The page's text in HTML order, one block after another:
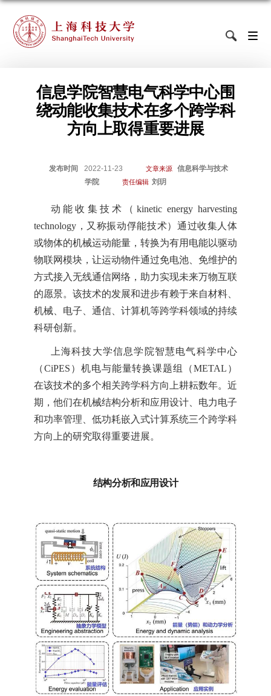
信息学院智慧电气科学中心围
绕动能收集技术在多个跨学科
方向上取得重要进展
发布时间 2022-11-23 文章来源
信息科学与技术
学院
责任编辑 刘玥
动能收集技术（ kinetic energy harvesting
technology，又称振动俘能技术） 通过收集人体
或物体的机械运动能量，转换为有用电能以驱动
物联网模块，让运动物件通过免电池、免维护的
方式接入无线通信网络，助力实现未来万物互联
的愿景。该技术的发展和进步有赖于来自材料、
机械、电子、通信、计算机等跨学科领域的持续
科研创新。
上海科技大学信息学院智慧电气科学中心
（CiPES ） 机电与能量转换课题组（METAL ）
在该技术的多个相关跨学科方向上耕耘数年。近
期，他们在机械结构分析和应用设计、电力电子
和功率管理 、低功耗嵌入式计算系统三个跨学科
方向上的研究取得重要进展。
结构分析和应用设计